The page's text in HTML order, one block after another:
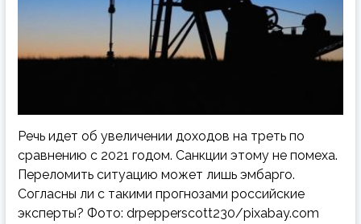
Речь идет об увеличении доходов на треть по
сравнению с 2021 годом. Санкции этому не помеха.
Переломить ситуацию может лишь эмбарго.
Согласны ли с такими прогнозами российские
эксперты? Фото: drpepperscott230/pixabay.com